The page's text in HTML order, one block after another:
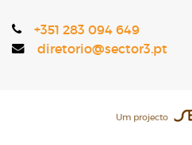
+351 283 094 649
diretorio@sector3.pt
Um projecto